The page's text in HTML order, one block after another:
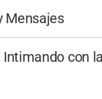
Mensajes
Intimando con